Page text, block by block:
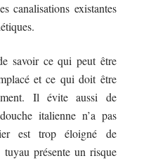
canalisations existantes
savoir ce qui peut être
et ce qui doit être
Il évite aussi de
italienne n’a pas
est trop éloigné de
tuyau présente un risque